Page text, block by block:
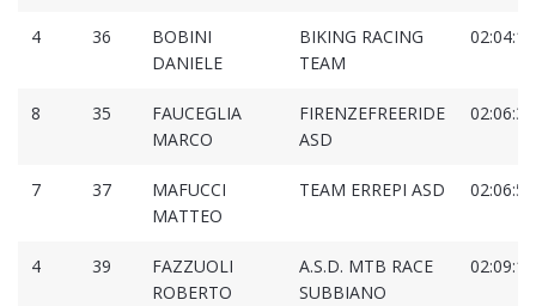
4 36
BOBINI
DANIELE
BIKING RACING
TEAM
8 35
FAUCEGLIA
MARCO
FIRENZEFREERIDE
ASD
7 37
MAFUCCI
MATTEO
TEAM ERREPI ASD
4 39
FAZZUOLI
ROBERTO
A.S.D. MTB RACE
SUBBIANO